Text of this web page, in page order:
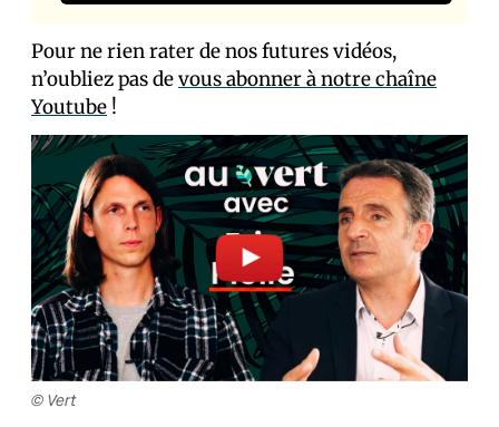
Pour ne rien rater de nos futures vidéos,
n’oubliez pas devous abonner à notre chaîne
Youtube !
© Vert